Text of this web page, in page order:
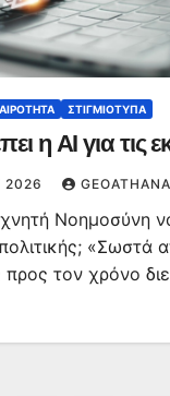
ΣΤΙΓΜΙΌΤΥΠΑ
η ΑΙ για τις
2026
Νοημοσύνη
«Σωστά
προς τον χρόνο